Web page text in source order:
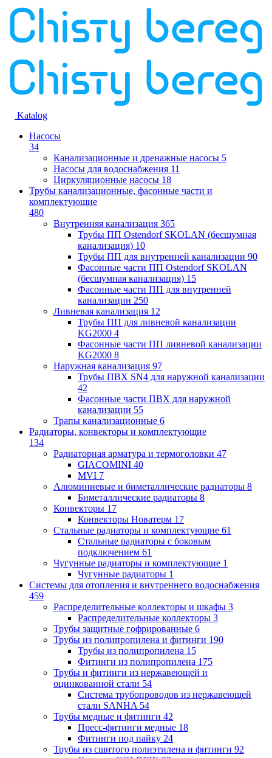
Katalog
Насосы
34
Канализационные и дренажные насосы 5
Насосы для водоснабжения 11
Циркуляционные насосы 18
Трубы канализационные, фасонные части и
комплектующие
480
Внутренняя канализация 365
Трубы ПП Ostendorf SKOLAN (бесшумная
канализация) 10
Трубы ПП для внутренней канализации 90
Фасонные части ПП Ostendorf SKOLAN
(бесшумная канализация) 15
Фасонные части ПП для внутренней
канализации 250
Ливневая канализация 12
Трубы ПП для ливневой канализации
KG2000 4
Фасонные части ПП ливневой канализации
KG2000 8
Наружная канализация 97
Трубы ПВХ SN4 для наружной канализации
42
Фасонные части ПВХ для наружной
канализации 55
Трапы канализационные 6
Радиаторы, конвекторы и комплектующие
134
Радиаторная арматура и термоголовки 47
GIACOMINI 40
MVI 7
Алюминиевые и биметаллические радиаторы 8
Биметаллические радиаторы 8
Конвекторы 17
Конвекторы Новатерм 17
Стальные радиаторы и комплектующие 61
Стальные радиаторы с боковым
подключением 61
Чугунные радиаторы и комплектующие 1
Чугунные радиаторы 1
Системы для отопления и внутреннего водоснабжения
459
Распределительные коллекторы и шкафы 3
Распределительные коллекторы 3
Трубы защитные гофрированные 6
Трубы из полипропилена и фитинги 190
Трубы из полипропилена 15
Фитинги из полипропилена 175
Трубы и фитинги из нержавеющей и
оцинкованной стали 54
Система трубопроводов из нержавеющей
стали SANHA 54
Трубы медные и фитинги 42
Пресс-фитинги медные 18
Фитинги под пайку 24
Трубы из сшитого полиэтилена и фитинги 92